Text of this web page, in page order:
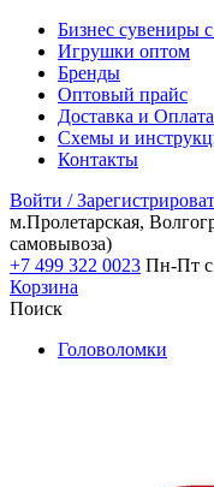
Бизнес сувениры
Игрушки оптом
Бренды
Оптовый прайс
Доставка и Оплата
Схемы и
Контакты
Войти /
м.Пролетарская,
самовывоза)
+7 499 322 0023 Пн-Пт
Корзина
Поиск
Головоломки